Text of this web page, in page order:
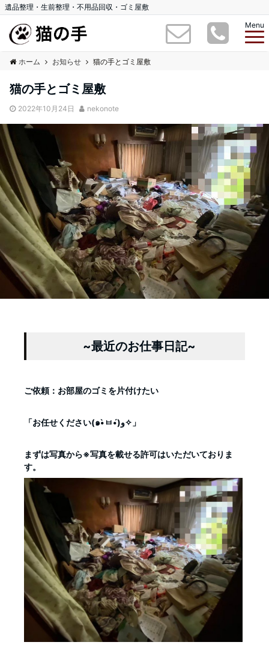
遺品整理・生前整理・不用品回収・ゴミ屋敷
Menu
ホーム お知らせ 猫の手とゴミ屋敷
猫の手とゴミ屋敷
2022年10月24日 nekonote
~最近のお仕事日記~
ご依頼：お部屋のゴミを片付けたい
「お任せください(๑•̀ㅂ•́)و✧」
まずは写真から※写真を載せる許可はいただいておりま
す。